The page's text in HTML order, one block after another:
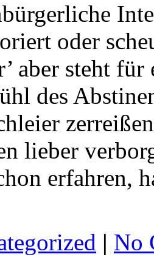
oder
aber steht
des
lieber
erfahren,
| No